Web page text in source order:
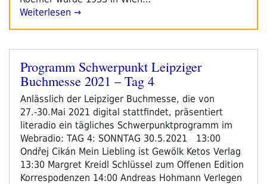
Weiterlesen →
Veröffentlicht
am
Programm Schwerpunkt Leipziger
Buchmesse 2021 – Tag 4
Anlässlich der Leipziger Buchmesse, die von
27.-30.Mai 2021 digital stattfindet, präsentiert
literadio ein tägliches Schwerpunktprogramm im
Webradio: TAG 4: SONNTAG 30.5.2021 13:00
Ondřej Cikán Mein Liebling ist Gewölk Ketos Verlag
13:30 Margret Kreidl Schlüssel zum Offenen Edition
Korrespodenzen 14:00 Andreas Hohmann Verlegen